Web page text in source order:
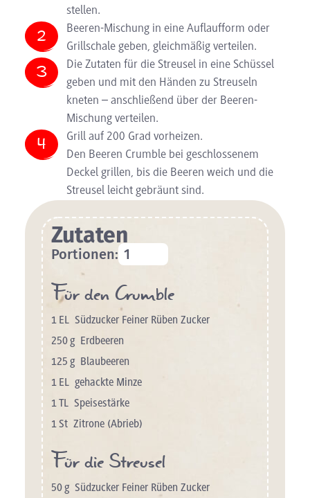
stellen.
Beeren-Mischung in eine Auflaufform oder
Grillschale geben, gleichmäßig verteilen.
Die Zutaten für die Streusel in eine Schüssel
geben und mit den Händen zu Streuseln
kneten – anschließend über der Beeren-
Mischung verteilen.
Grill auf 200 Grad vorheizen.
Den Beeren Crumble bei geschlossenem
Deckel grillen, bis die Beeren weich und die
Streusel leicht gebräunt sind.
Zutaten
Portionen:
Für den Crumble
1 EL Südzucker Feiner Rüben Zucker
250g
Erdbeeren
125 g
Blaubeeren
1 EL gehackte Minze
1TL Speisestärke
1St Zitrone (Abrieb)
Für die Streusel
50g Südzucker Feiner Rüben Zucker